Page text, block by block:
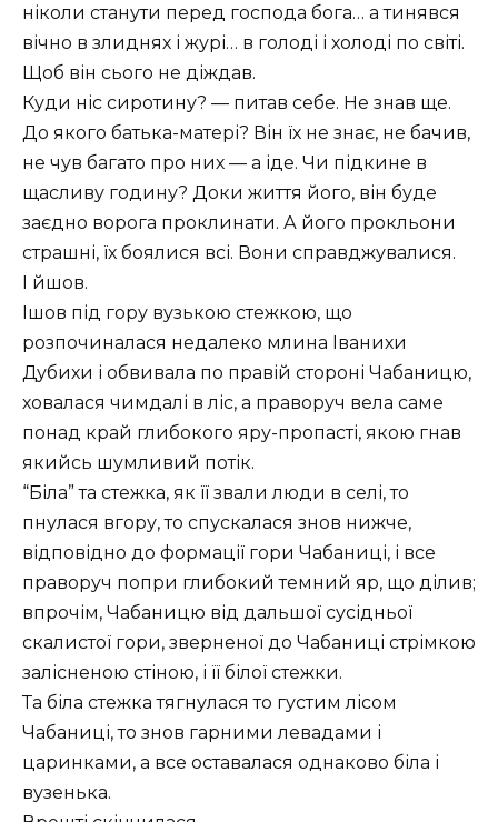
ніколи станути перед господа бога… а тинявся
вічно в злиднях і журі… в голоді і холоді по світі.
Щоб він сього не діждав.
Куди ніс сиротину? — питав себе. Не знав ще.
До якого батька-матері? Він їх не знає, не бачив,
не чув багато про них — а іде. Чи підкине в
щасливу годину? Доки життя його, він буде
заєдно ворога проклинати. А його прокльони
страшні, їх боялися всі. Вони справджувалися.
І йшов.
Ішов під гору вузькою стежкою, що
розпочиналася недалеко млина Іванихи
Дубихи і обвивала по правій стороні Чабаницю,
ховалася чимдалі в ліс, а праворуч вела саме
понад край глибокого яру-пропасті, якою гнав
якийсь шумливий потік.
“Біла” та стежка, як її звали люди в селі, то
пнулася вгору, то спускалася знов нижче,
відповідно до формації гори Чабаниці, і все
праворуч попри глибокий темний яр, що ділив;
впрочім, Чабаницю від дальшої сусідньої
скалистої гори, зверненої до Чабаниці стрімкою
залісненою стіною, і її білої стежки.
Та біла стежка тягнулася то густим лісом
Чабаниці, то знов гарними левадами і
царинками, а все оставалася однаково біла і
вузенька.